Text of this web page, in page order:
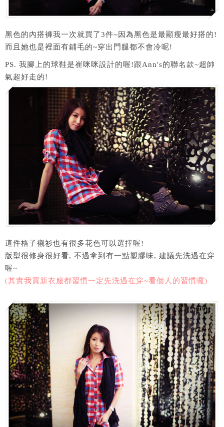
黑色的內搭褲我一次就買了3件~因為黑色是最顯瘦最好搭的!
而且她也是裡面有鋪毛的~穿出門腿都不會冷呢!
PS. 我腳上的球鞋是崔咪咪設計的喔!跟Ann's的聯名款~超帥
氣超好走的!
這件格子襯衫也有很多花色可以選擇喔!
版型很修身很好看, 不過拿到有一點塑膠味, 建議先洗過在穿
喔~
(其實我買新衣服都習慣一定先洗過在穿~看個人的習慣囉)